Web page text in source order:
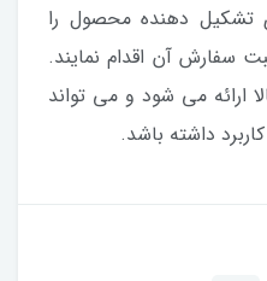
تشکیل دهنده محصول را
سفارش آن اقدام نمایند.
ارائه می شود و می تواند
داشته باشد.